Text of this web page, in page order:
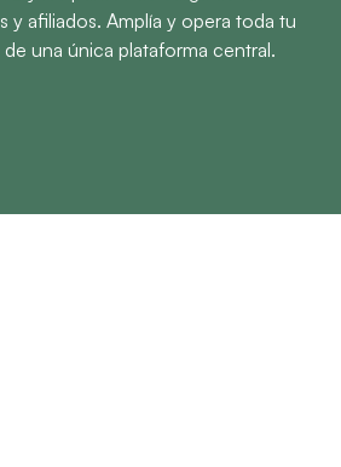
y afiliados. Amplía y opera toda tu
una única plataforma central.